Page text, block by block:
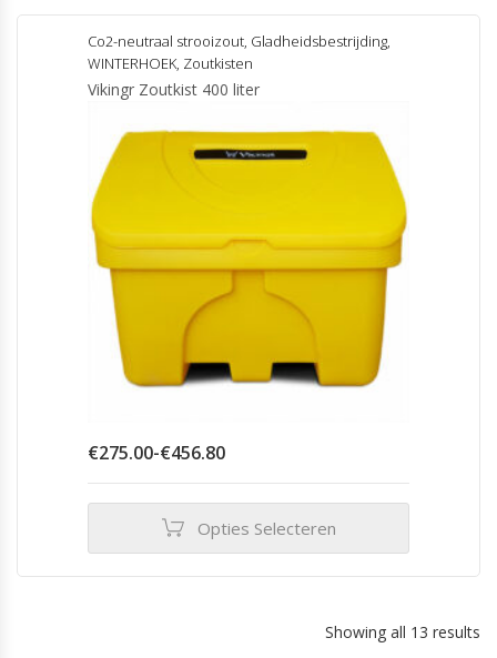
heeft
meerdere
variaties.
Deze
optie
gekozen
worden
op
de
productpagina
Co2-neutraal strooizout, Gladheidsbestrijding,
WINTERHOEK, Zoutkisten
Vikingr Zoutkist 400 liter
€275.00-€456.80Prijsklasse:
€456.80
Opties Selecteren
Showing all 13 results